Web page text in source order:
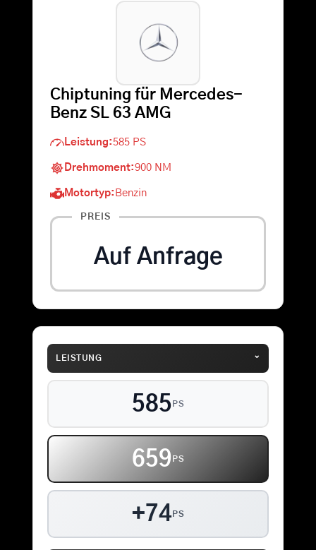
Warenkorb
Chiptuning für Mercedes-
Benz SL 63 AMG
Leistung: 585 PS
Drehmoment:900 NM
Motortyp: Benzin
PREIS
Auf Anfrage
LEISTUNG ⌄
585 PS
659 PS
+74PS